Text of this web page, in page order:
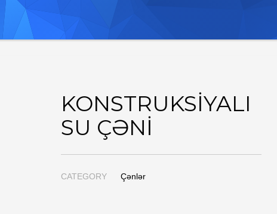
KONSTRUKSIYALI
SU ÇƏNI
CATEGORY Çənlər